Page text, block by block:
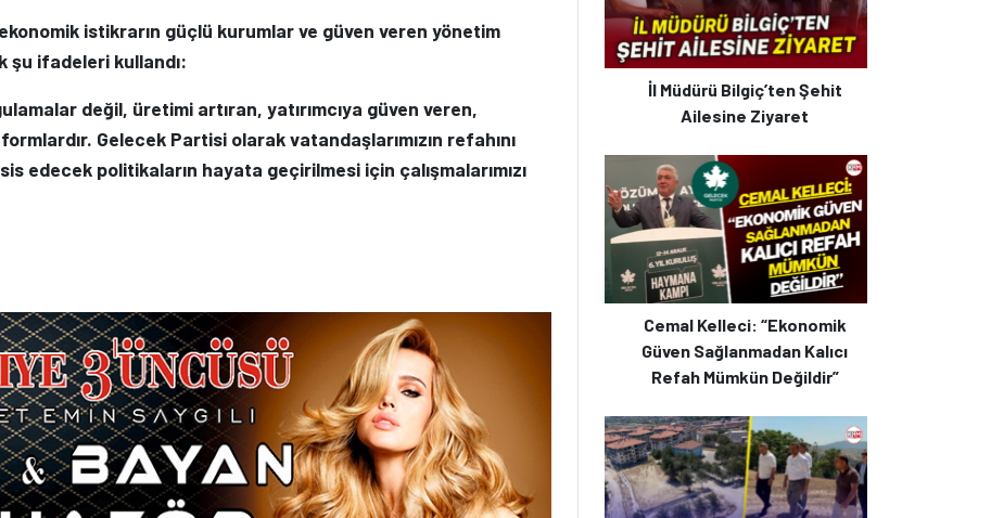
istikrarın güçlü kurumlar ve güven veren yönetim
şu ifadeleri kullandı:
değil, üretimi artıran, yatırımcıya güven veren,
Gelecek Partisi olarak vatandaşlarımızın refahını
edecek politikaların hayata geçirilmesi için çalışmalarımızı
İl Müdürü Bilgiç’ten Şehit
Ailesine Ziyaret
Cemal Kelleci: “Ekonomik
Güven Sağlanmadan Kalıcı
Refah Mümkün Değildir”